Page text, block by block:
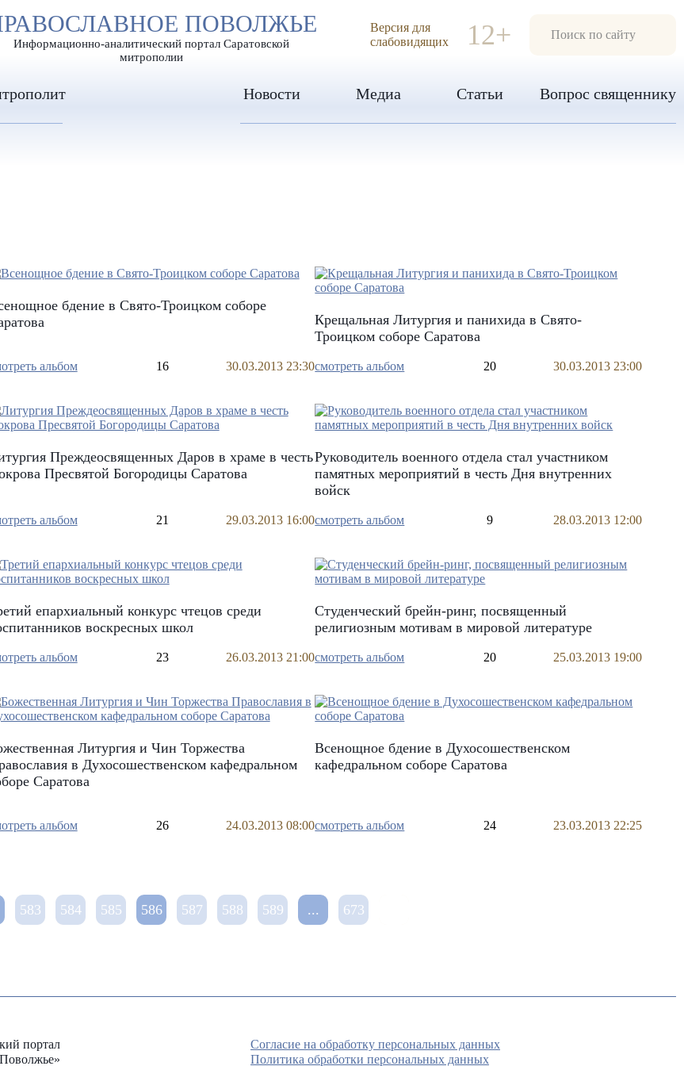
А А А ИЗОБРАЖЕНИЯ
ПОВОЛЖЬЕ
Информационно-аналитический портал Саратовской
митрополии
Версия для
слабовидящих
12+
Новости Медиа Статьи Вопрос священнику
бдение в Свято-Троицком соборе
альбом 16 30.03.2013 23:30
Крещальная Литургия и панихида в Свято-
Троицком соборе Саратова
смотреть альбом 20 30.03.2013 23:00
Преждеосвященных Даров в храме в честь
Пресвятой Богородицы Саратова
альбом 21 29.03.2013 16:00
Руководитель военного отдела стал участником
памятных мероприятий в честь Дня внутренних
войск
смотреть альбом 9 28.03.2013 12:00
епархиальный конкурс чтецов среди
воскресных школ
альбом 23 26.03.2013 21:00
Студенческий брейн-ринг, посвященный
религиозным мотивам в мировой литературе
смотреть альбом 20 25.03.2013 19:00
Литургия и Чин Торжества
в Духосошественском кафедральном
Саратова
альбом 26 24.03.2013 08:00
Всенощное бдение в Духосошественском
кафедральном соборе Саратова
смотреть альбом 24 23.03.2013 22:25
583 584 585 586 587 588 589 ... 673
портал
Согласие на обработку персональных данных
Политика обработки персональных данных